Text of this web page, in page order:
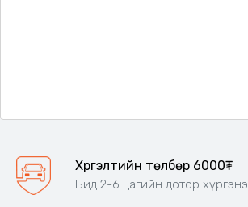
Хүргэлтийн төлбөр 6000₮
Бид 2-6 цагийн дотор хүргэнэ